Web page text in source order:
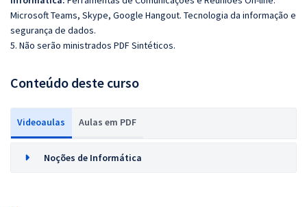
Microsoft Teams, Skype, Google Hangout. Tecnologia da informação e
segurança de dados.
5. Não serão ministrados PDF Sintéticos.
Conteúdo deste curso
Videoaulas Aulas em PDF
Noções de Informática